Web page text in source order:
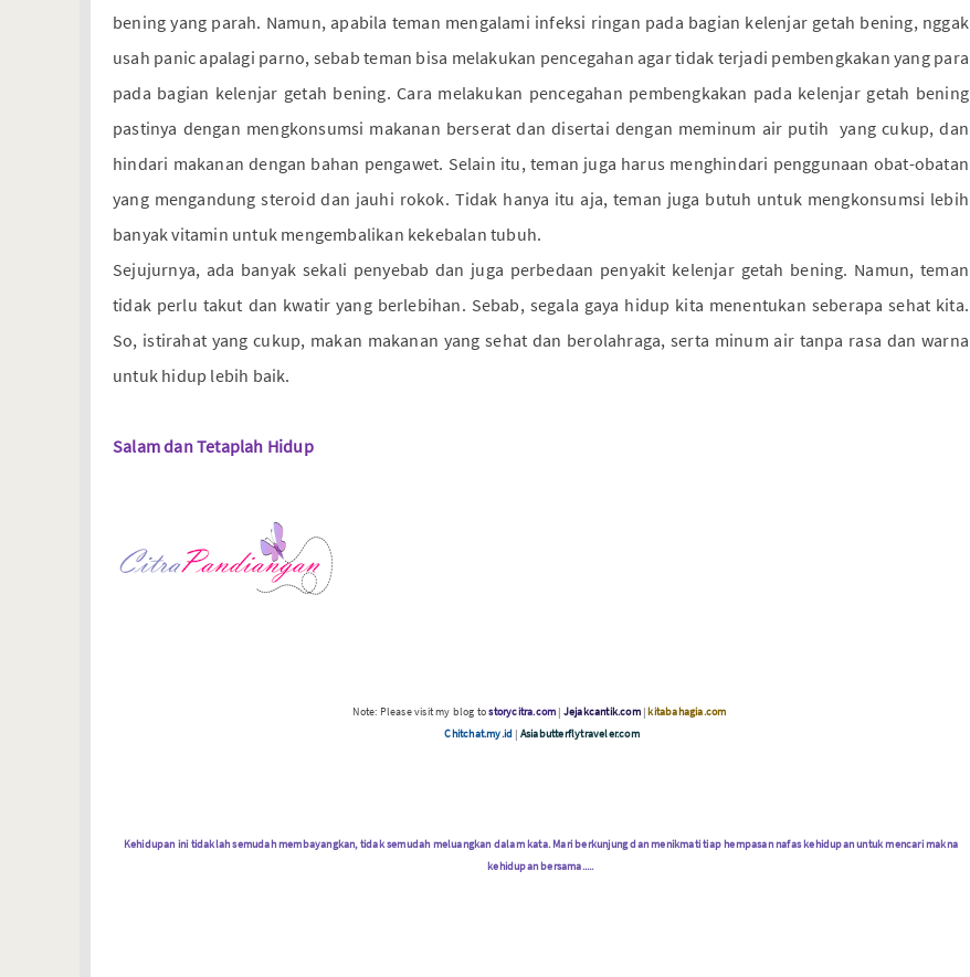
bening yang parah. Namun, apabila teman mengalami infeksi ringan pada bagian kelenjar getah bening, nggak
usah panic apalagi parno, sebab teman bisa melakukan pencegahan agar tidak terjadi pembengkakan yang para
pada bagian kelenjar getah bening. Cara melakukan pencegahan pembengkakan pada kelenjar getah bening
pastinya dengan mengkonsumsi makanan berserat dan disertai dengan meminum air putih yang cukup, dan
hindari makanan dengan bahan pengawet. Selain itu, teman juga harus menghindari penggunaan obat-obatan
yang mengandung steroid dan jauhi rokok. Tidak hanya itu aja, teman juga butuh untuk mengkonsumsi lebih
banyak vitamin untuk mengembalikan kekebalan tubuh.
Sejujurnya, ada banyak sekali penyebab dan juga perbedaan penyakit kelenjar getah bening. Namun, teman
tidak perlu takut dan kwatir yang berlebihan. Sebab, segala gaya hidup kita menentukan seberapa sehat kita.
So, istirahat yang cukup, makan makanan yang sehat dan berolahraga, serta minum air tanpa rasa dan warna
untuk hidup lebih baik.
Salam dan Tetaplah Hidup
Note: Please visit my blog tostorycitra.com | Jejakcantik.com |kitabahagia.com
Chitchat.my.id | Asiabutterflytraveler.com
Kehidupan ini tidaklah semudah membayangkan, tidak semudah meluangkan dalam kata. Mari berkunjung dan menikmati tiap hempasan nafas kehidupan untuk mencari makna
kehidupan bersama.....